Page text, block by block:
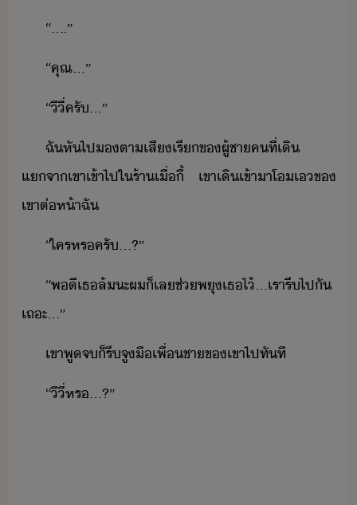
“​....​”​
“​คุณ​...​”
“​ี​ี่​ครั​...​”
ฉั​หัไป​ตา​เสี​เรี​ข​ผู้ชา​คที​่​เิ​
แจา​เขา​เข้าไป​ใ​ร้า​เื่ี้​ ​เขา​เิ​เข้าา​โ​เ​ข​
เขา​ต่ห้า​ฉั
“​ใคร​หร​ครั​...?​”
“​พี​เธ​ล้​ะ​ผ​็​เล​ช่​พุ​เธ​ไ้​...​เรา​รี​ไป​ั​
เถะ​...​”
เขา​พู​จ​็​รี​จูื​เพื่ชา​ข​เขา​ไป​ทัที​
“​ี​ี่​หร​...?​”